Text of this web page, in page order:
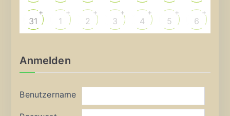
31
+
1
+
2
+
3
+
4
+
5
+
6
+
Anmelden
Benutzername